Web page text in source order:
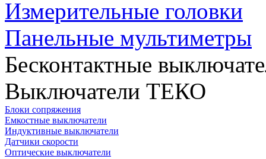
Измерительные головки
Панельные мультиметры
Бесконтактные
Выключатели ТЕКО
Блоки сопряжения
Емкостные выключатели
Индуктивные выключатели
Датчики скорости
Оптические выключатели